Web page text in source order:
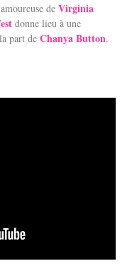
deVirginia
donne lieu à une
part deChanya Button.